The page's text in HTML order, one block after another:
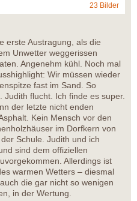
23 Bilder
erste Austragung, als die
Unwetter weggerissen
Angenehm kühl. Noch mal
Wir müssen wieder
fast im Sand. So
flucht. Ich finde es super.
der letzte nicht enden
Kein Mensch vor den
im Dorfkern von
Schule. Judith und ich
sind dem offiziellen
Allerdings ist
warmen Wetters – diesmal
die gar nicht so wenigen
in der Wertung.